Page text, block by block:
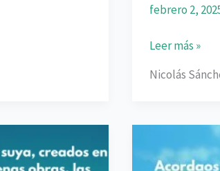
febrero 2,
La
de
lectura
meditación
Leer más »
Nicolás